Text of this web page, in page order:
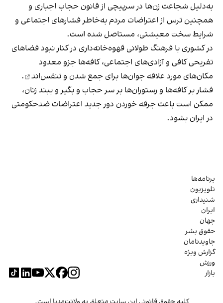
به‌دلیل شجاعت زن‌ها در سرپیچی از قانون حجاب اجباری و
همچنین ترس از اعتراضات مردم به‌خاطر فشارهای اجتماعی و
شرایط سخت معیشتی، مستاصل شده است.
در کشوری با فرهنگ طولانی قهوه‌‌خانه‌داری در کنار نبود فضاهای
تفریحی کافی و آزادی‌های اجتماعی، کافه‌ها جزو معدود
مکان‌های مورد علاقه جوان‌ها برای جمع شدن و تنفس‌اند
.
فشار بر کافه‌ها و رستوران‌ها بر سر حجاب و بگیر و ببند زنان،
ممکن است باعث جرقه خوردن دور جدید اعتراضات ضدحکومتی
در ایران بشود.
برنامه‌ها
تلویزیون
شنیداری
ایران
جهان
حقوق بشر
جاویدنامان
گزارش ویژه
ورزش
بازار